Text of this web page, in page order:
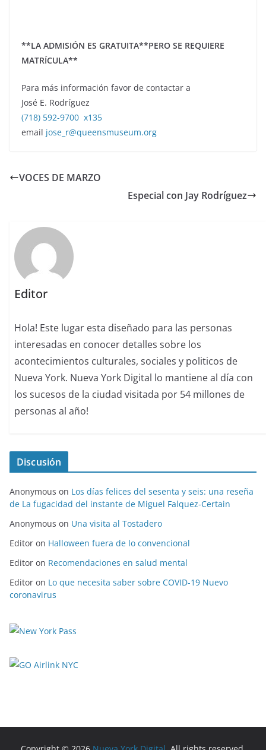
**LA ADMISIÓN ES GRATUITA**PERO SE REQUIERE
MATRÍCULA**
Para más información favor de contactar a
José E. Rodríguez
(718) 592-9700 x135
email jose_r@queensmuseum.org
VOCES DE MARZO
Especial con Jay Rodríguez
Editor
Hola! Este lugar esta diseñado para las personas
interesadas en conocer detalles sobre los
acontecimientos culturales, sociales y politicos de
Nueva York. Nueva York Digital lo mantiene al día con
los sucesos de la ciudad visitada por 54 millones de
personas al año!
Discusión
Anonymous on Los días felices del sesenta y seis: una reseña
de La fugacidad del instante de Miguel Falquez-Certain
Anonymous on Una visita al Tostadero
Editor on Halloween fuera de lo convencional
Editor on Recomendaciones en salud mental
Editor on Lo que necesita saber sobre COVID-19 Nuevo
coronavirus